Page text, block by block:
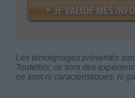
Les témoignages présentés
Toutefois, ce sont des
ne sont ni caractéristiques, ni